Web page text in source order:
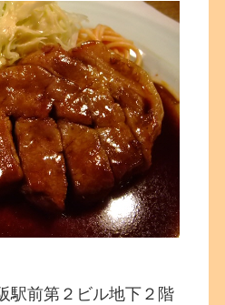
駅前第２ビル地下２階